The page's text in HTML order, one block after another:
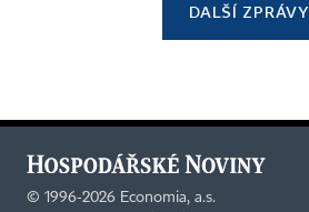
DALŠÍ ZPRÁVY
© 1996-2026 Economia, a.s.